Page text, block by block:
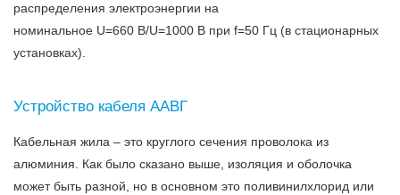
распределения электроэнергии на
номинальное U=660 В/U=1000 В при f=50 Гц (в стационарных
установках).
Устройство кабеля ААВГ
Кабельная жила – это круглого сечения проволока из
алюминия. Как было сказано выше, изоляция и оболочка
может быть разной, но в основном это поливинилхлорид или